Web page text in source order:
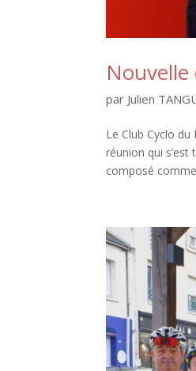
par Julien
Le Club Cyclo
réunion qui
composé